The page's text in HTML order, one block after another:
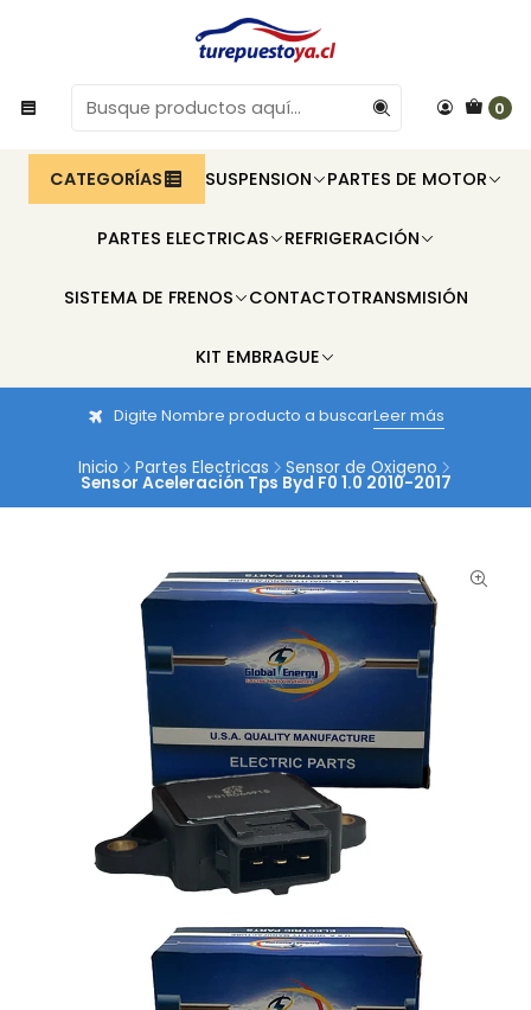
0
CATEGORÍAS SUSPENSION PARTES DE MOTOR
PARTES ELECTRICAS REFRIGERACIÓN
SISTEMA DE FRENOS CONTACTOTRANSMISIÓN
KIT EMBRAGUE
Digite Nombre producto a buscarLeer más
Inicio Partes Electricas Sensor de Oxigeno
Sensor Aceleración Tps Byd F0 1.0 2010-2017